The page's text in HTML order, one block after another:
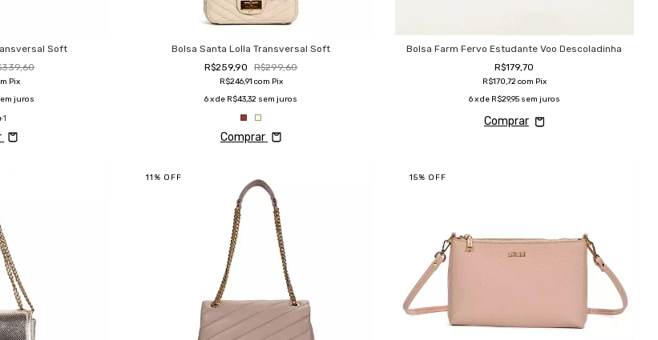
Soft
Pix
juros
Bolsa Santa Lolla Transversal Soft
R$259,90
R$299,60
R$246,91 com Pix
6x de R$43,32 sem juros
Comprar
Bolsa Farm Fervo Estudante Voo Descoladinha
R$179,70
R$170,72com Pix
6x de R$29,95 sem juros
11 % OFF 15% OFF